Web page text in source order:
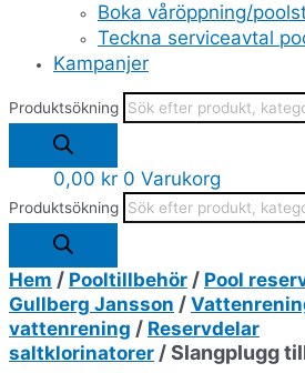
Boka våröppning/
Teckna serviceavtal
Kampanjer
Produktsökning
0,00 kr 0 Varukorg
Produktsökning
Hem / Pooltillbehör / Pool
Gullberg Jansson /
vattenrening / Reservdelar
saltklorinatorer / Slangplugg